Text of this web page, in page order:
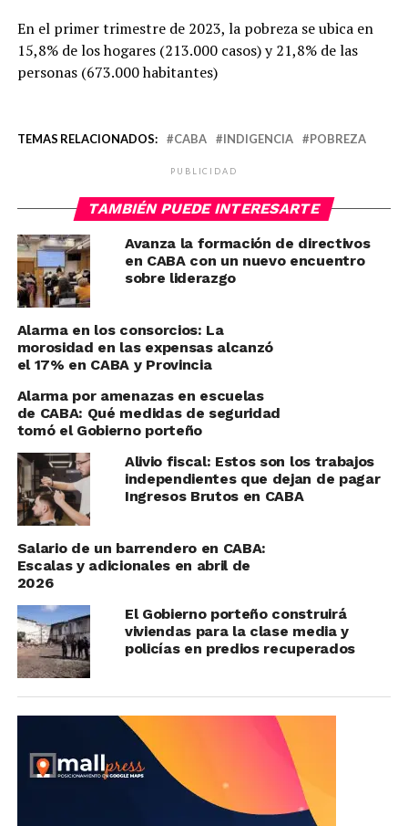
En el primer trimestre de 2023, la pobreza se ubica en
15,8% de los hogares (213.000 casos) y 21,8% de las
personas (673.000 habitantes)
TEMAS RELACIONADOS: CABA INDIGENCIA POBREZA
PUBLICIDAD
TAMBIÉN PUEDE INTERESARTE
Avanza la formación de directivos
en CABA con un nuevo encuentro
sobre liderazgo
Alarma en los consorcios: La
morosidad en las expensas alcanzó
el 17% en CABA y Provincia
Alarma por amenazas en escuelas
de CABA: Qué medidas de seguridad
tomó el Gobierno porteño
Alivio fiscal: Estos son los trabajos
independientes que dejan de pagar
Ingresos Brutos en CABA
Salario de un barrendero en CABA:
Escalas y adicionales en abril de
2026
El Gobierno porteño construirá
viviendas para la clase media y
policías en predios recuperados